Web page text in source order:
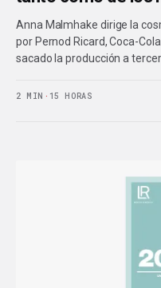
Anna Malmhake dirige la
por Pernod Ricard, Coca-
sacado la producción a
2 MIN · 15 HORAS